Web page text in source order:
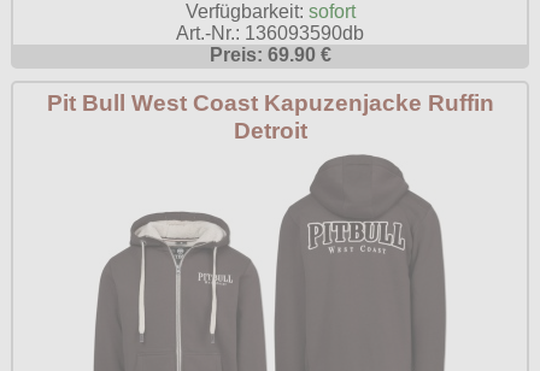
Verfügbarkeit: sofort
Art.-Nr.: 136093590db
Preis: 69.90 €
Pit Bull West Coast Kapuzenjacke Ruffin
Detroit